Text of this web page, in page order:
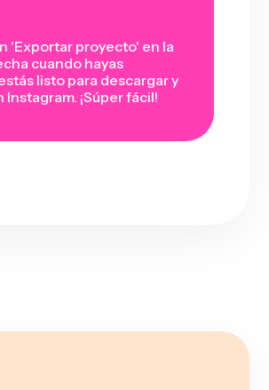
'Exportar proyecto' en la
cuando hayas
listo para descargar y
¡Súper fácil!